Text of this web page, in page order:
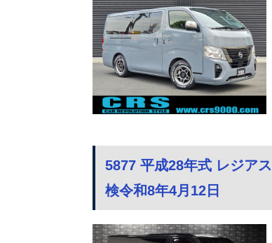
5877 平成28年式 レジア
検令和8年4月12日